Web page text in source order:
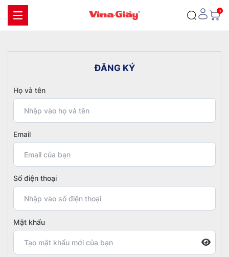
ĐĂNG KÝ
Họ và tên
Email
Số điện thoại
Mật khẩu